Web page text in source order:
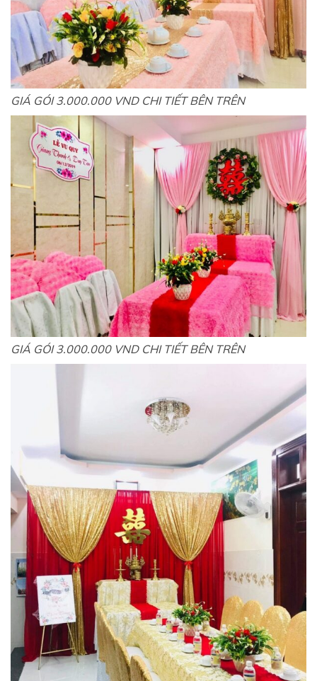
GIÁ GÓI 3.000.000 VND CHI TIẾT BÊN TRÊN
GIÁ GÓI 3.000.000 VND CHI TIẾT BÊN TRÊN